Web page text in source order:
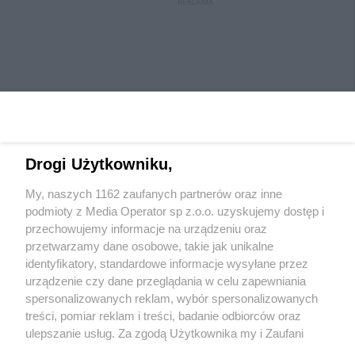
Wydawca mediówlokalnych
Nie zapomnij
zapoznać się z:
polityką prywatności regulamin korzystania z portali
Twojemiasto Skontaktuj się z nami
Drogi Użytkowniku,
My, naszych 1162 zaufanych partnerów oraz inne
podmioty z Media Operator sp z.o.o. uzyskujemy dostęp i
przechowujemy informacje na urządzeniu oraz
przetwarzamy dane osobowe, takie jak unikalne
identyfikatory, standardowe informacje wysyłane przez
urządzenie czy dane przeglądania w celu zapewniania
spersonalizowanych reklam, wybór spersonalizowanych
treści, pomiar reklam i treści, badanie odbiorców oraz
ulepszanie usług. Za zgodą Użytkownika my i Zaufani